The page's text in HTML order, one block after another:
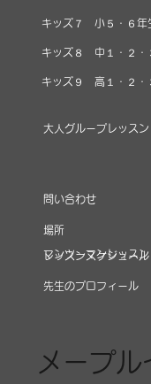
​問い合わせ
大人グループレッスン
マンツーマンレッスン
場所
先生のプロフィール
キッズ７ 小５・６年
キッズ８ 中１・２・
キッズ９ 高１・２・
メープ
レッスンスケジュール